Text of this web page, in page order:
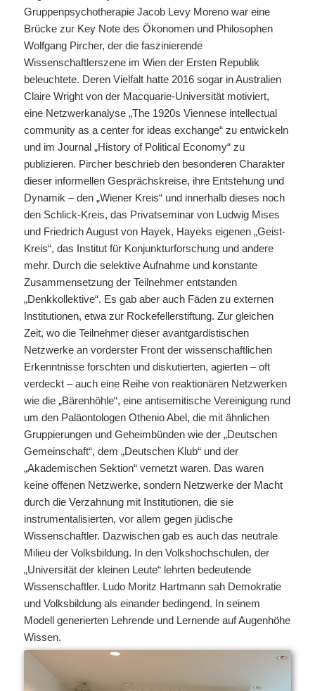
Gruppenpsychotherapie Jacob Levy Moreno war eine
Brücke zur Key Note des Ökonomen und Philosophen
Wolfgang Pircher, der die faszinierende
Wissenschaftlerszene im Wien der Ersten Republik
beleuchtete. Deren Vielfalt hatte 2016 sogar in Australien
Claire Wright von der Macquarie-Universität motiviert,
eine Netzwerkanalyse „The 1920s Viennese intellectual
community as a center for ideas exchange“ zu entwickeln
und im Journal „History of Political Economy“ zu
publizieren. Pircher beschrieb den besonderen Charakter
dieser informellen Gesprächskreise, ihre Entstehung und
Dynamik – den „Wiener Kreis“ und innerhalb dieses noch
den Schlick-Kreis, das Privatseminar von Ludwig Mises
und Friedrich August von Hayek, Hayeks eigenen „Geist-
Kreis“, das Institut für Konjunkturforschung und andere
mehr. Durch die selektive Aufnahme und konstante
Zusammensetzung der Teilnehmer entstanden
„Denkkollektive“. Es gab aber auch Fäden zu externen
Institutionen, etwa zur Rockefellerstiftung. Zur gleichen
Zeit, wo die Teilnehmer dieser avantgardistischen
Netzwerke an vorderster Front der wissenschaftlichen
Erkenntnisse forschten und diskutierten, agierten – oft
verdeckt – auch eine Reihe von reaktionären Netzwerken
wie die „Bärenhöhle“, eine antisemitische Vereinigung rund
um den Paläontologen Othenio Abel, die mit ähnlichen
Gruppierungen und Geheimbünden wie der „Deutschen
Gemeinschaft“, dem „Deutschen Klub“ und der
„Akademischen Sektion“ vernetzt waren. Das waren
keine offenen Netzwerke, sondern Netzwerke der Macht
durch die Verzahnung mit Institutionen, die sie
instrumentalisierten, vor allem gegen jüdische
Wissenschaftler. Dazwischen gab es auch das neutrale
Milieu der Volksbildung. In den Volkshochschulen, der
„Universität der kleinen Leute“ lehrten bedeutende
Wissenschaftler. Ludo Moritz Hartmann sah Demokratie
und Volksbildung als einander bedingend. In seinem
Modell generierten Lehrende und Lernende auf Augenhöhe
Wissen.